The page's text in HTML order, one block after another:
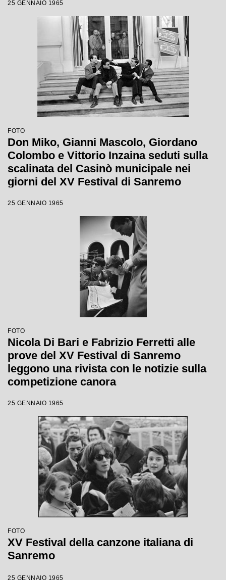
25 GENNAIO 1965
FOTO
Don Miko, Gianni Mascolo, Giordano
Colombo e Vittorio Inzaina seduti sulla
scalinata del Casinò municipale nei
giorni del XV Festival di Sanremo
25 GENNAIO 1965
FOTO
Nicola Di Bari e Fabrizio Ferretti alle
prove del XV Festival di Sanremo
leggono una rivista con le notizie sulla
competizione canora
25 GENNAIO 1965
FOTO
XV Festival della canzone italiana di
Sanremo
25 GENNAIO 1965